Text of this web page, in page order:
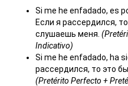
Si me he enfadado, es
Если я рассердился,
слушаешь меня.
Indicativo)
Si me he enfadado, ha
рассердился, то это
(Pretérito Perfecto +